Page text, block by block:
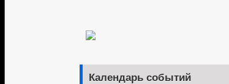
Календарь событий